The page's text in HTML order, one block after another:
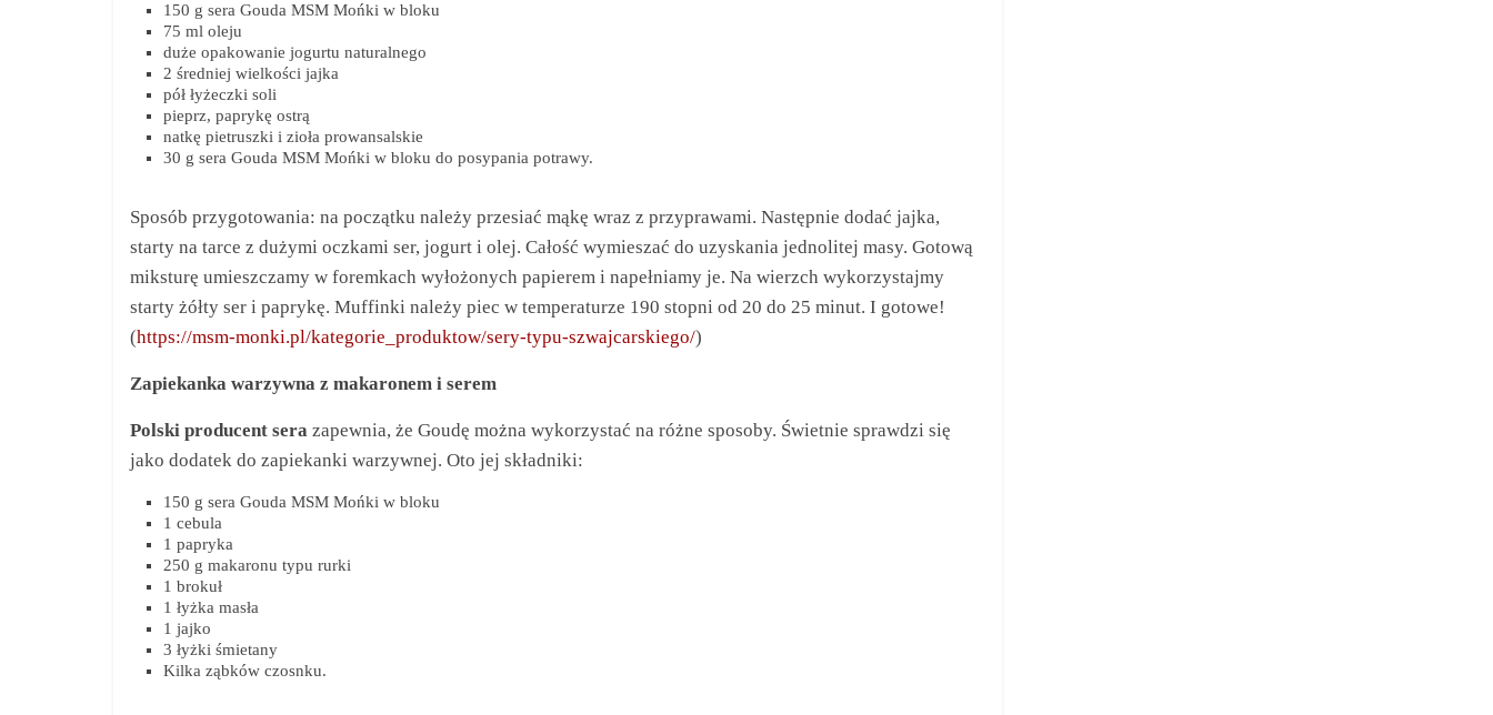
150 g sera Gouda MSM Mońki w bloku
75 ml oleju
duże opakowanie jogurtu naturalnego
2 średniej wielkości jajka
pół łyżeczki soli
pieprz, paprykę ostrą
natkę pietruszki i zioła prowansalskie
30 g sera Gouda MSM Mońki w bloku do posypania potrawy.
Sposób przygotowania: na początku należy przesiać mąkę wraz z przyprawami. Następnie dodać jajka,
starty na tarce z dużymi oczkami ser, jogurt i olej. Całość wymieszać do uzyskania jednolitej masy. Gotową
miksturę umieszczamy w foremkach wyłożonych papierem i napełniamy je. Na wierzch wykorzystajmy
starty żółty ser i paprykę. Muffinki należy piec w temperaturze 190 stopni od 20 do 25 minut. I gotowe!
(https://msm-monki.pl/kategorie_produktow/sery-typu-szwajcarskiego/)
Zapiekanka warzywna z makaronem i serem
Polski producent sera zapewnia, że Goudę można wykorzystać na różne sposoby. Świetnie sprawdzi się
jako dodatek do zapiekanki warzywnej. Oto jej składniki:
150 g sera Gouda MSM Mońki w bloku
1 cebula
1 papryka
250 g makaronu typu rurki
1 brokuł
1 łyżka masła
1 jajko
3 łyżki śmietany
Kilka ząbków czosnku.